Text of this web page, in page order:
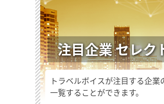
注目企業 セレク
トラベルボイスが注目する企
一覧することができます。